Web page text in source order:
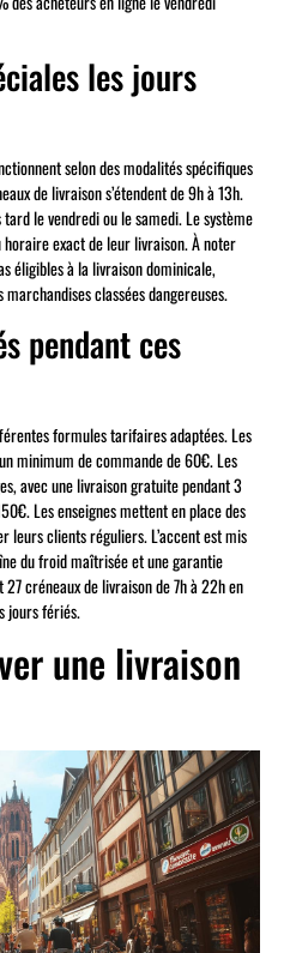
les jours
selon des modalités spécifiques
de livraison s’étendent de 9h à 13h.
le vendredi ou le samedi. Le système
exact de leur livraison. À noter
éligibles à la livraison dominicale,
classées dangereuses.
pendant ces
formules tarifaires adaptées. Les
minimum de commande de 60€. Les
avec une livraison gratuite pendant 3
Les enseignes mettent en place des
clients réguliers. L’accent est mis
du froid maîtrisée et une garantie
créneaux de livraison de 7h à 22h en
jours fériés.
une livraison